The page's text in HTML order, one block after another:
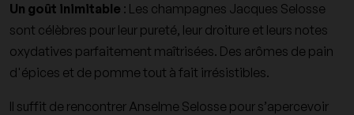
Un goût inimitable : Les champagnes Jacques Selosse
sont célèbres pour leur pureté, leur droiture et leurs notes
oxydatives parfaitement maîtrisées. Des arômes de pain
d'épices et de pomme tout à fait irrésistibles.
Il suffit de rencontrer Anselme Selosse pour s’apercevoir